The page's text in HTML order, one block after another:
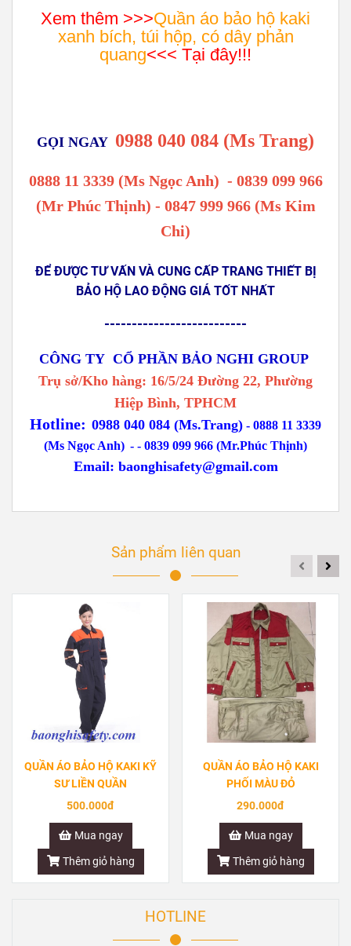
Xem thêm >>>Quần áo bảo hộ kaki
xanh bích, túi hộp, có dây phản
quang<<< Tại đây!!!
GỌI NGAY 0988 040 084 (Ms Trang)
0888 11 3339 (Ms Ngọc Anh) - 0839 099 966
(Mr Phúc Thịnh) - 0847 999 966 (Ms Kim
Chi)
ĐỂ ĐƯỢC TƯ VẤN VÀ CUNG CẤP TRANG THIẾT BỊ
BẢO HỘ LAO ĐỘNG GIÁ TỐT NHẤT
--------------------------
CÔNG TY CỔ PHẦN BẢO NGHI GROUP
Trụ sở/Kho hàng: 16/5/24 Đường 22, Phường
Hiệp Bình, TPHCM
Hotline: 0988 040 084 (Ms.Trang) - 0888 11 3339
(Ms Ngọc Anh) - - 0839 099 966 (Mr.Phúc Thịnh)
Email: baonghisafety@gmail.com
Sản phẩm liên quan
QUẦN ÁO BẢO HỘ KAKI KỸ
SƯ LIỀN QUẦN
500.000đ
Mua ngay
Thêm giỏ hàng
QUẦN ÁO BẢO HỘ KAKI
PHỐI MÀU ĐỎ
290.000đ
Mua ngay
Thêm giỏ hàng
HOTLINE